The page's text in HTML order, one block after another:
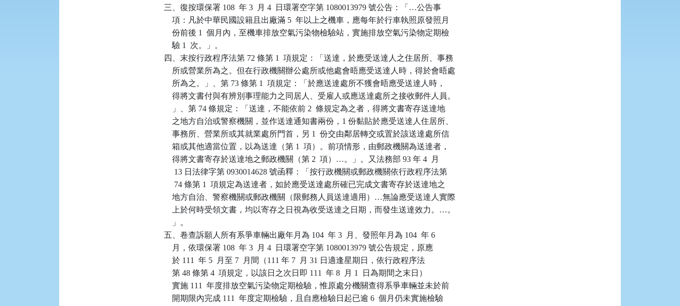
三、復按環保署 108  年 3  月 4  日環署空字第 1080013979 號公告：「…公告事
    項：凡於中華民國設籍且出廠滿 5  年以上之機車，應每年於行車執照原發照月
    份前後 1  個月內，至機車排放空氣污染物檢驗站，實施排放空氣污染物定期檢
    驗 1  次。」。
四、末按行政程序法第 72 條第 1  項規定：「送達，於應受送達人之住居所、事務
    所或營業所為之。但在行政機關辦公處所或他處會晤應受送達人時，得於會晤處
    所為之。」、第 73 條第 1  項規定：「於應送達處所不獲會晤應受送達人時，
    得將文書付與有辨別事理能力之同居人、受雇人或應送達處所之接收郵件人員。
    」、第 74 條規定：「送達，不能依前 2  條規定為之者，得將文書寄存送達地
    之地方自治或警察機關，並作送達通知書兩份，1 份黏貼於應受送達人住居所、
    事務所、營業所或其就業處所門首，另 1  份交由鄰居轉交或置於該送達處所信
    箱或其他適當位置，以為送達（第 1  項）。前項情形，由郵政機關為送達者，
    得將文書寄存於送達地之郵政機關（第 2  項）…。」。又法務部 93 年 4  月
     13 日法律字第 0930014628 號函釋：「按行政機關或郵政機關依行政程序法第
     74 條第 1  項規定為送達者，如於應受送達處所確已完成文書寄存於送達地之
    地方自治、警察機關或郵政機關（限郵務人員送達適用）…無論應受送達人實際
    上於何時受領文書，均以寄存之日視為收受送達之日期，而發生送達效力。…。
    」。
五、卷查訴願人所有系爭車輛出廠年月為 104  年 3  月、發照年月為 104  年 6
    月，依環保署 108  年 3  月 4  日環署空字第 1080013979 號公告規定，原應
    於 111  年 5  月至 7  月間（111 年 7  月 31 日適逢星期日，依行政程序法
    第 48 條第 4  項規定，以該日之次日即 111  年 8  月 1  日為期間之末日）
    實施 111  年度排放空氣污染物定期檢驗，惟原處分機關查得系爭車輛並未於前
    開期限內完成 111  年度定期檢驗，且自應檢驗日起已逾 6  個月仍未實施檢驗